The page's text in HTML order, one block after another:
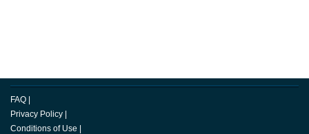
FAQ
Privacy Policy
Conditions of Use